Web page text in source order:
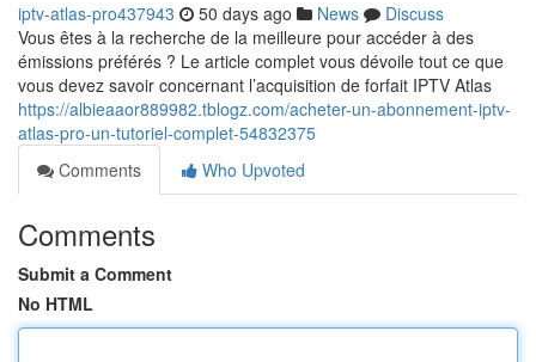
iptv-atlas-pro437943 50 days ago News
Discuss
Vous êtes à la recherche de la meilleure pour accéder à des
émissions préférés ? Le article complet vous dévoile tout ce que
vous devez savoir concernant l’acquisition de forfait IPTV Atlas
https://albieaaor889982.tblogz.com/acheter-un-abonnement-iptv-
atlas-pro-un-tutoriel-complet-54832375
Comments
Who Upvoted
Comments
Submit a Comment
No HTML